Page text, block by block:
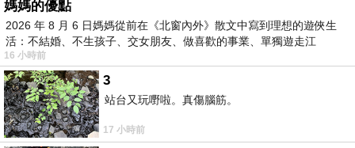
媽媽的優點
2026 年 8 月 6 日媽媽從前在《北窗內外》散文中寫到理想的遊俠生
活：不結婚、不生孩子、交女朋友、做喜歡的事業、單獨遊走江
湖⋯⋯，
16 小時前
3
站台又玩嘢啦。真傷腦筋。
17 小時前